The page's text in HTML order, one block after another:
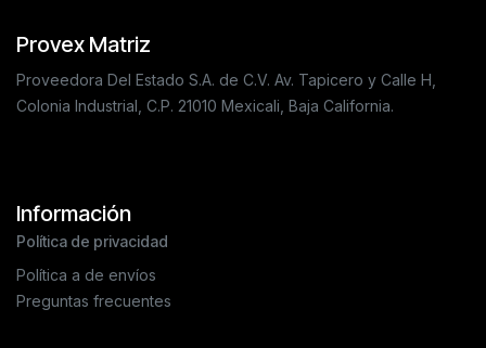
Provex Matriz
Proveedora Del Estado S.A. de C.V. Av. Tapicero y Calle H,
Colonia Industrial, C.P. 21010 Mexicali, Baja California.
Información
Política de privacidad
Política a de envíos
Preguntas frecuentes